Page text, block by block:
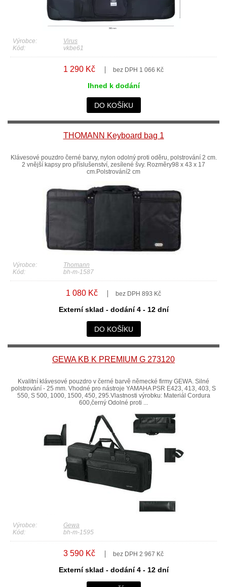
Výrobce:
Virus
Kód:
vkbe61
1 290 Kč bez DPH 1 066 Kč
Ihned k dodání
DO KOŠÍKU
THOMANN Keyboard bag 1
Klávesové pouzdro černé barvy, nylon odolný proti oděru, polstrování 2 cm.
2 vnější kapsy pro příslušenství, zesílené švy. Rozměry98 x 43 x 17
cm.Polstrování2 cm
Výrobce:
Thomann
Kód:
bh-m-1587
1 080 Kč bez DPH 893 Kč
Externí sklad - dodání 4 - 12 dní
DO KOŠÍKU
GEWA KB K PREMIUM G 273120
Kvalitní klávesové pouzdro v černé barvě německé firmy GEWA. Silné
polstrování - 25 mm. Vhodné pro nástroje YAMAHA PSR E423, 413, 403, S
550, S 500, 1000, 1500, 450, 295.Vlastnosti výrobku: Materiál Cordura
600,černý Odolné proti ...
Výrobce:
Gewa
Kód:
bh-m-1595
3 590 Kč bez DPH 2 967 Kč
Externí sklad - dodání 4 - 12 dní